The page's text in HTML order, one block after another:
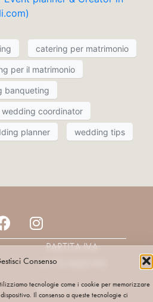
Consenso
tecnologie come i cookie per memorizzare
Il consenso a queste tecnologie ci
catering per matrimonio
per il matrimonio
banqueting
wedding coordinator
planner wedding tips
PARTITA IVA:
01731820195
PRIVACY POLICY